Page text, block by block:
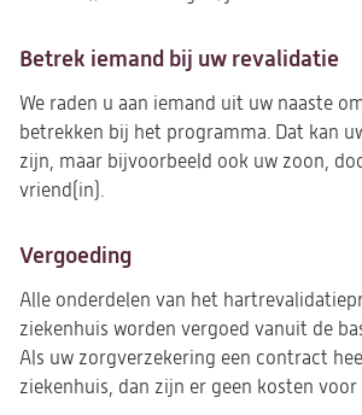
Betrek iemand bij uw revalidatie
We raden u aan iemand uit uw naaste
betrekken bij het programma. Dat kan
zijn, maar bijvoorbeeld ook uw zoon,
vriend(in).
Vergoeding
Alle onderdelen van het
ziekenhuis worden vergoed vanuit de
Als uw zorgverzekering een contract
ziekenhuis, dan zijn er geen kosten voor